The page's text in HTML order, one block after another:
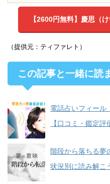
【2600円無料】 慶思（
（提供元：ティファレト）
この記事と一緒に読
電話占いフィール
【口コミ・鑑定評
階段から落ちる夢
状況別に読み解こ